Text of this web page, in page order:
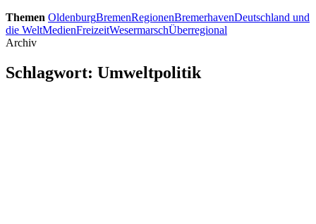
Themen OldenburgBremenRegionenBremerhavenDeutschland und
die WeltMedienFreizeitWesermarschÜberregional
Archiv
Schlagwort: Umweltpolitik